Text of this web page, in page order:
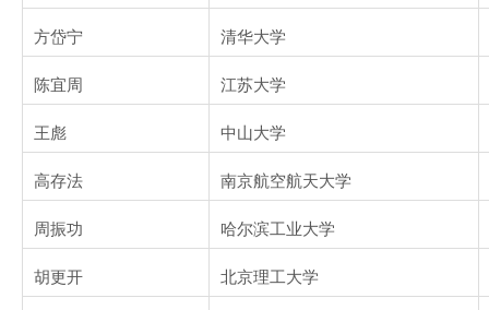
方岱宁 清华大学
陈宜周 江苏大学
王彪 中山大学
高存法 南京航空航天大学
周振功 哈尔滨工业大学
胡更开 北京理工大学